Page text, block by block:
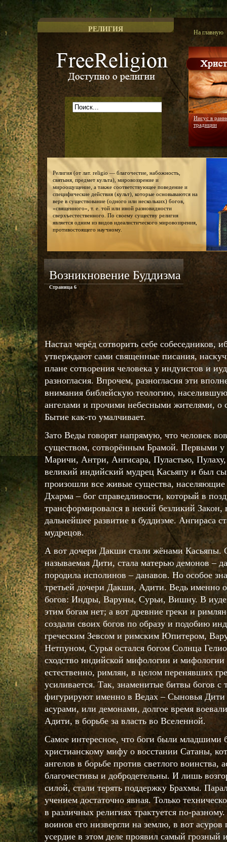
РЕЛИГИЯ На главную
Иисус в
традиции
Религия (от лат. religio — благочестие, набожность,
святыня, предмет культа), мировоззрение и
мироощущение, а также соответствующее поведение и
специфические действия (культ), которые основываются на
вере в существование (одного или нескольких) богов,
«священного», т. е. той или иной разновидности
сверхъестественного. По своему существу религия
является одним из видов идеалистического мировоззрения,
противостоящего научному.
Возникновение Буддизма
Страница 6
Настал черёд сотворить себе собеседников,
утверждают сами священные писания,
плане сотворения человека у индуистов и
разногласия. Впрочем, разногласия эти
внимания библейскую теологию,
ангелами и прочими небесными жителями, о
Бытие как-то умалчивает.
Зато Веды говорят напрямую, что человек
существом, сотворённым Брамой. Первыми
Маричи, Антри, Ангисара, Пуластью,
великий индийский мудрец Касьяпу и был
произошли все живые существа,
Дхарма – бог справедливости, который в
трансформировался в некий безликий
дальнейшее развитие в буддизме. Ангираса
мудрецов.
А вот дочери Дакши стали жёнами Касьяпы.
называемая Дити, стала матерью демонов –
породила исполинов – данавов. Но особое
третьей дочери Дакши, Адити. Ведь именно
богов: Индры, Варуны, Сурьи, Вишну. В
этим богам нет; а вот древние греки и
создали своих богов по образу и подобию
греческим Зевсом и римским Юпитером,
Нетпуном, Сурья остался богом Солнца
сходство индийской мифологии и мифологии
естественно, римлян, в целом перенявших
усиливается. Так, знаменитые битвы богов с
фигурируют именно в Ведах – Сыновья
асурами, или демонами, долгое время
Адити, в борьбе за власть во Вселенной.
Самое интересное, что боги были младшими
христианскому мифу о восстании Сатаны,
ангелов в борьбе против светлого воинства,
благочестивы и добродетельны. И лишь
силой, стали терять поддержку Брахмы.
учением достаточно явная. Только
в различных религиях трактуется по-
воинов его низвергли на землю, в вот
усердие в этом деле проявил самый